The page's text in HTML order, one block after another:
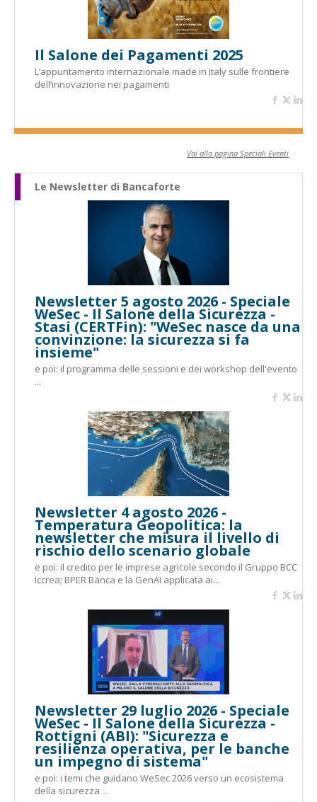
Il Salone dei Pagamenti 2025
L’appuntamento internazionale made in Italy sulle frontiere
dell’innovazione nei pagamenti
Vai alla pagina Speciali Eventi
Le Newsletter di Bancaforte
Newsletter 5 agosto 2026 - Speciale
WeSec - Il Salone della Sicurezza -
Stasi (CERTFin): "WeSec nasce da una
convinzione: la sicurezza si fa
insieme"
e poi: il programma delle sessioni e dei workshop dell'evento
...
Newsletter 4 agosto 2026 -
Temperatura Geopolitica: la
newsletter che misura il livello di
rischio dello scenario globale
e poi: il credito per le imprese agricole secondo il Gruppo BCC
Iccrea; BPER Banca e la GenAI applicata ai...
Newsletter 29 luglio 2026 - Speciale
WeSec - Il Salone della Sicurezza -
Rottigni (ABI): "Sicurezza e
resilienza operativa, per le banche
un impegno di sistema"
e poi: i temi che guidano WeSec 2026 verso un ecosistema
della sicurezza ...